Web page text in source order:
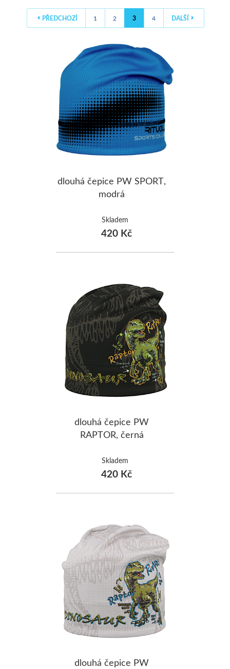
ŠUMAVA
PŘEDCHOZÍ 1 2 3 4 DALŠÍ
dlouhá čepice PW SPORT,
modrá
Skladem
420 Kč
dlouhá čepice PW
RAPTOR, černá
Skladem
420 Kč
dlouhá čepice PW